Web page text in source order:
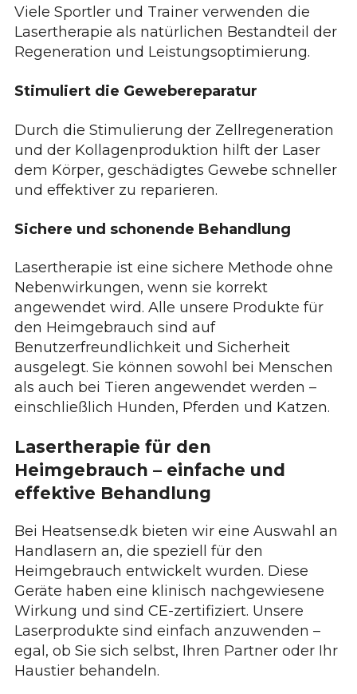
Viele Sportler und Trainer verwenden die
Lasertherapie als natürlichen Bestandteil der
Regeneration und Leistungsoptimierung.
Stimuliert die Gewebereparatur
Durch die Stimulierung der Zellregeneration
und der Kollagenproduktion hilft der Laser
dem Körper, geschädigtes Gewebe schneller
und effektiver zu reparieren.
Sichere und schonende Behandlung
Lasertherapie ist eine sichere Methode ohne
Nebenwirkungen, wenn sie korrekt
angewendet wird. Alle unsere Produkte für
den Heimgebrauch sind auf
Benutzerfreundlichkeit und Sicherheit
ausgelegt. Sie können sowohl bei Menschen
als auch bei Tieren angewendet werden –
einschließlich Hunden, Pferden und Katzen.
Lasertherapie für den
Heimgebrauch – einfache und
effektive Behandlung
Bei Heatsense.dk bieten wir eine Auswahl an
Handlasern an, die speziell für den
Heimgebrauch entwickelt wurden. Diese
Geräte haben eine klinisch nachgewiesene
Wirkung und sind CE-zertifiziert. Unsere
Laserprodukte sind einfach anzuwenden –
egal, ob Sie sich selbst, Ihren Partner oder Ihr
Haustier behandeln.